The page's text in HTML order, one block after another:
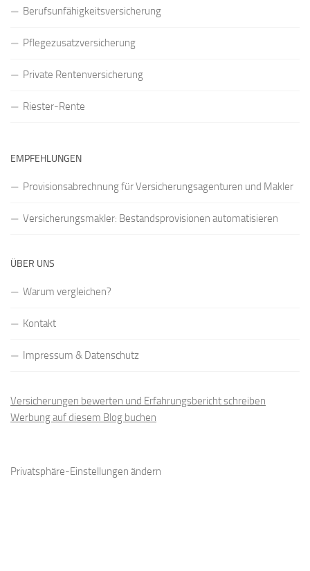
Berufsunfähigkeitsversicherung
Pflegezusatzversicherung
Private Rentenversicherung
Riester-Rente
EMPFEHLUNGEN
Provisionsabrechnung für Versicherungsagenturen und Makler
Versicherungsmakler: Bestandsprovisionen automatisieren
ÜBER UNS
Warum vergleichen?
Kontakt
Impressum & Datenschutz
Versicherungen bewerten und Erfahrungsbericht schreiben
Werbung auf diesem Blog buchen
Privatsphäre-Einstellungen ändern